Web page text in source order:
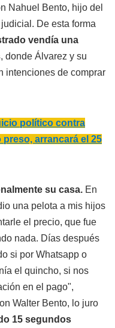
Nahuel Bento, hijo del
De esta forma
vendía una
, donde Álvarez y su
intenciones de comprar
político contra
arrancará el 25
su casa. En
una pelota a mis hijos
el precio, que fue
nada. Días después
si por Whatsapp o
el quincho, si nos
en el pago",
Walter Bento, lo juro
15 segundos